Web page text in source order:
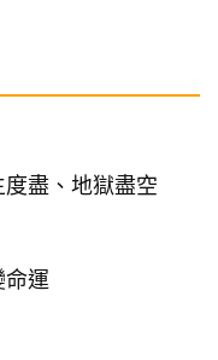
盡、地獄盡空
運